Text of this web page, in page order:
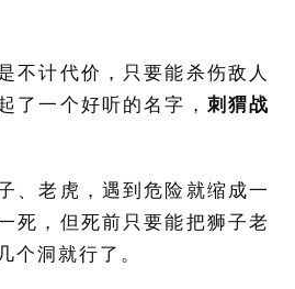
不计代价，只要能杀伤敌人
了一个好听的名字， 刺猬战
、老虎，遇到危险就缩成一
死，但死前只要能把狮子老
个洞就行了。